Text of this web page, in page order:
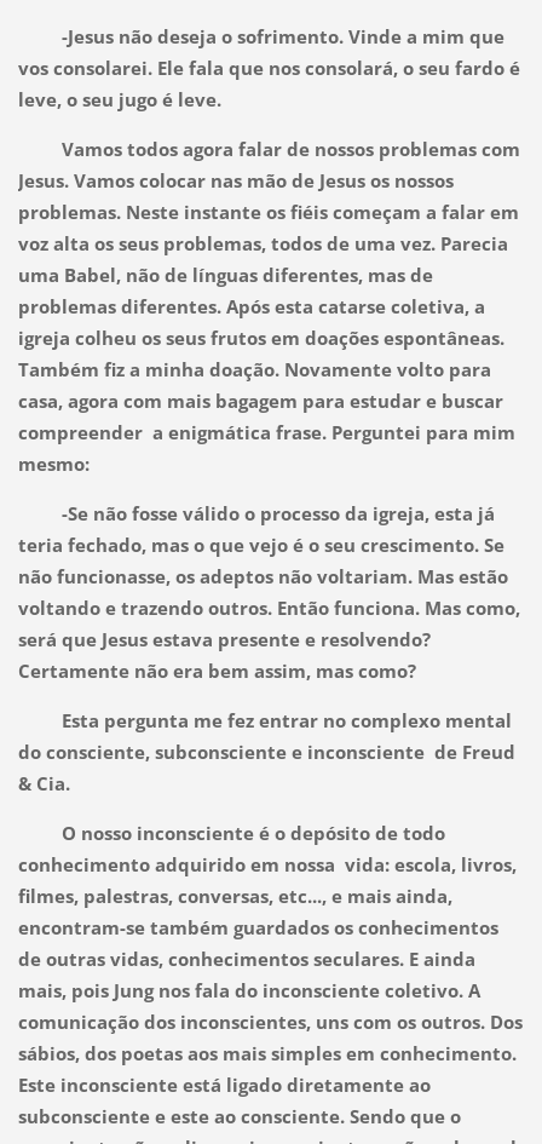
-Jesus não deseja o sofrimento. Vinde a mim que
vos consolarei. Ele fala que nos consolará, o seu fardo é
leve, o seu jugo é leve.
Vamos todos agora falar de nossos problemas com
Jesus. Vamos colocar nas mão de Jesus os nossos
problemas. Neste instante os fiéis começam a falar em
voz alta os seus problemas, todos de uma vez. Parecia
uma Babel, não de línguas diferentes, mas de
problemas diferentes. Após esta catarse coletiva, a
igreja colheu os seus frutos em doações espontâneas.
Também fiz a minha doação. Novamente volto para
casa, agora com mais bagagem para estudar e buscar
compreender a enigmática frase. Perguntei para mim
mesmo:
-Se não fosse válido o processo da igreja, esta já
teria fechado, mas o que vejo é o seu crescimento. Se
não funcionasse, os adeptos não voltariam. Mas estão
voltando e trazendo outros. Então funciona. Mas como,
será que Jesus estava presente e resolvendo?
Certamente não era bem assim, mas como?
Esta pergunta me fez entrar no complexo mental
do consciente, subconsciente e inconsciente de Freud
& Cia.
O nosso inconsciente é o depósito de todo
conhecimento adquirido em nossa vida: escola, livros,
filmes, palestras, conversas, etc..., e mais ainda,
encontram-se também guardados os conhecimentos
de outras vidas, conhecimentos seculares. E ainda
mais, pois Jung nos fala do inconsciente coletivo. A
comunicação dos inconscientes, uns com os outros. Dos
sábios, dos poetas aos mais simples em conhecimento.
Este inconsciente está ligado diretamente ao
subconsciente e este ao consciente. Sendo que o